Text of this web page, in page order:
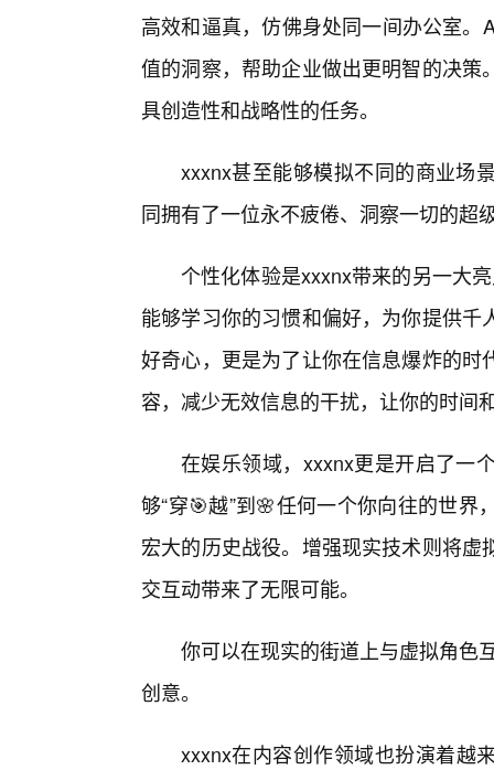
高效和逼真，仿佛身处同一间办公室
值的洞察，帮助企业做出更明智的决
具创造性和战略性的任务。
xxxnx甚至能够模拟不同的商业场
同拥有了一位永不疲倦、洞察一切的超
个性化体验是xxxnx带来的另一大
能够学习你的习惯和偏好，为你提供
好奇心，更是为了让你在信息爆炸的
容，减少无效信息的干扰，让你的时间
在娱乐领域，xxxnx更是开启了一
够“穿🎯越”到🌸任何一个你向往的世
宏大的历史战役。增强现实技术则将
交互动带来了无限可能。
你可以在现实的街道上与虚拟角色
创意。
xxxnx在内容创作领域也扮演着越